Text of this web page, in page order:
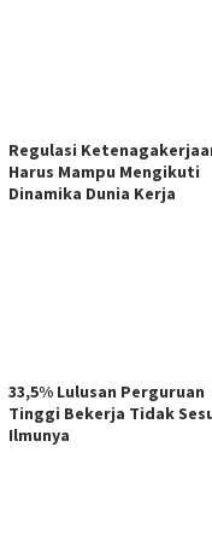
Regulasi
Harus Mampu Mengikuti
Dinamika Dunia Kerja
33,5% Lulusan Perguruan
Tinggi Bekerja Tidak
Ilmunya